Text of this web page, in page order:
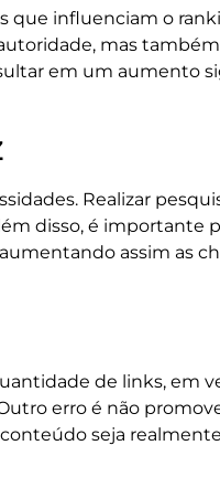
que influenciam o
mas
em um aumento
Realizar
disso, é importante
assim as
de links, em
erro é não
seja